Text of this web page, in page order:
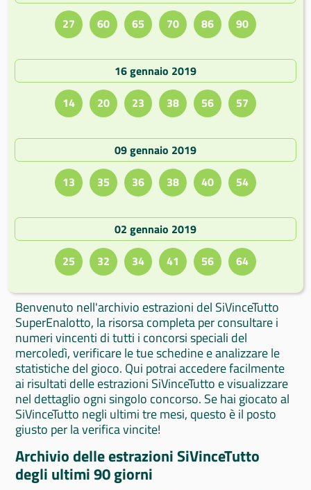
27 60 65 70 86 90
16 gennaio 2019
14
20 23 38 56 57
09 gennaio 2019
13
35 36 38 40 54
02 gennaio 2019
25
32 34 41 56 64
Benvenuto nell'archivio estrazioni del SiVinceTutto
SuperEnalotto, la risorsa completa per consultare i
numeri vincenti di tutti i concorsi speciali del
mercoledì, verificare le tue schedine e analizzare le
statistiche del gioco. Qui potrai accedere facilmente
ai risultati delle estrazioni SiVinceTutto e visualizzare
nel dettaglio ogni singolo concorso. Se hai giocato al
SiVinceTutto negli ultimi tre mesi, questo è il posto
giusto per la verifica vincite!
Archivio delle estrazioni SiVinceTutto
degli ultimi 90 giorni